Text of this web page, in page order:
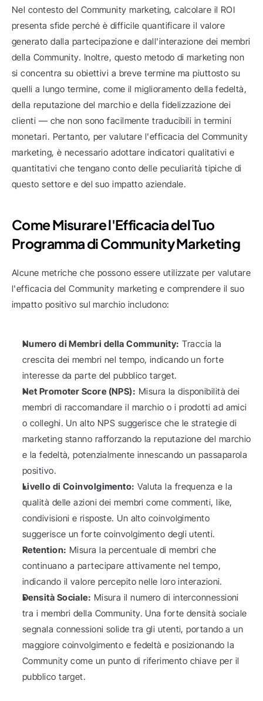
Nel contesto del Community marketing, calcolare il ROI
presenta sfide perché è difficile quantificare il valore
generato dalla partecipazione e dall'interazione dei membri
della Community. Inoltre, questo metodo di marketing non
si concentra su obiettivi a breve termine ma piuttosto su
quelli a lungo termine, come il miglioramento della fedeltà,
della reputazione del marchio e della fidelizzazione dei
clienti — che non sono facilmente traducibili in termini
monetari. Pertanto, per valutare l'efficacia del Community
marketing, è necessario adottare indicatori qualitativi e
quantitativi che tengano conto delle peculiarità tipiche di
questo settore e del suo impatto aziendale.
Come Misurare l'Efficacia del Tuo
Programma di Community Marketing
Alcune metriche che possono essere utilizzate per valutare
l'efficacia del Community marketing e comprendere il suo
impatto positivo sul marchio includono:
Numero di Membri della Community: Traccia la
crescita dei membri nel tempo, indicando un forte
interesse da parte del pubblico target.
Net Promoter Score (NPS): Misura la disponibilità dei
membri di raccomandare il marchio o i prodotti ad amici
o colleghi. Un alto NPS suggerisce che le strategie di
marketing stanno rafforzando la reputazione del marchio
e la fedeltà, potenzialmente innescando un passaparola
positivo.
Livello di Coinvolgimento: Valuta la frequenza e la
qualità delle azioni dei membri come commenti, like,
condivisioni e risposte. Un alto coinvolgimento
suggerisce un forte coinvolgimento degli utenti.
Retention: Misura la percentuale di membri che
continuano a partecipare attivamente nel tempo,
indicando il valore percepito nelle loro interazioni.
Densità Sociale: Misura il numero di interconnessioni
tra i membri della Community. Una forte densità sociale
segnala connessioni solide tra gli utenti, portando a un
maggiore coinvolgimento e fedeltà e posizionando la
Community come un punto di riferimento chiave per il
pubblico target.